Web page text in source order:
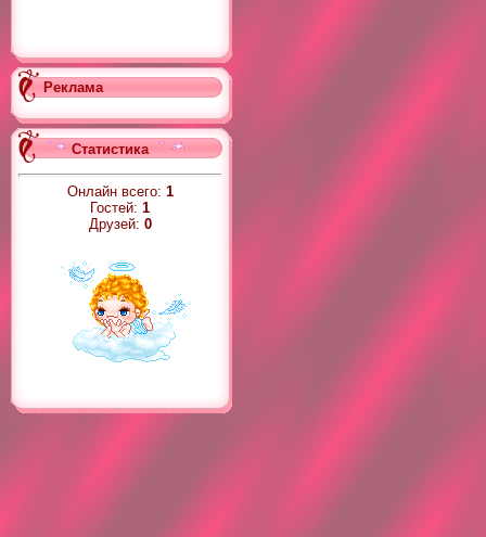
Реклама
Статистика
Онлайн всего: 1
Гостей: 1
Друзей: 0